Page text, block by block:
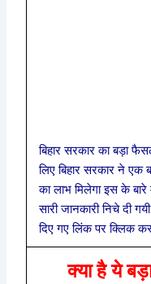
बिहार सरकार का बड़ा
लिए बिहार सरकार ने एक
का लाभ मिलेगा इस के
सारी जानकारी निचे दी
दिए गए लिंक पर क्लिक
क्या है ये